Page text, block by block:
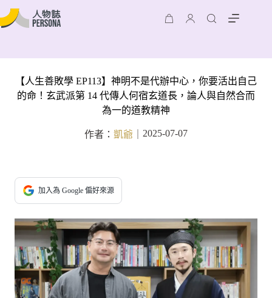
【人生善敗學 EP113】神明不是代辦中心，你要活出自己
的命！玄武派第 14 代傳人何宿玄道長，論人與自然合而
為一的道教精神
作者： 凱爺 2025-07-07
加入為 Google 偏好來源